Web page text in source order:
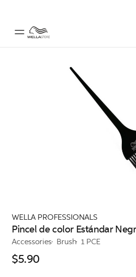
WELLA PROFESSIONALS
Pincel de color Estándar
Accessories Brush 1 PCE
$5.90